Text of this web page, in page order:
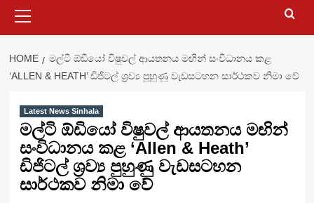
Menu
HOME
මල්ටි ඕඩියෝ විෂුවල් ආයතනය මඟින් සංවිධානය කළ
‘ALLEN & HEATH’ ඩිජිටල් ශ්‍රව්‍ය පුහුණු වැඩසටහන සාර්ථකව නිමා වේ
Latest News Sinhala
මල්ටි ඕඩියෝ විෂුවල් ආයතනය මඟින්
සංවිධානය කළ ‘Allen & Heath’
ඩිජිටල් ශ්‍රව්‍ය පුහුණු වැඩසටහන
සාර්ථකව නිමා වේ